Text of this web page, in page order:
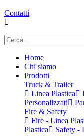
Contatti
Home
Chi siamo
Prodotti
Truck & Trailer
Linea Plastica
Personalizzati
Fire & Safety
Fire - Linea
Plastica
Safety -